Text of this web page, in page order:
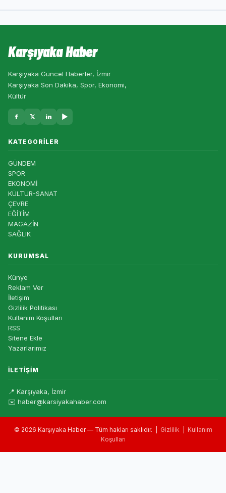
Karşıyaka Haber
Karşıyaka Güncel Haberler, İzmir
Karşıyaka Son Dakika, Spor, Ekonomi,
Kültür
f 𝕏 in ▶
KATEGORILER
GÜNDEM
SPOR
EKONOMİ
KÜLTÜR-SANAT
ÇEVRE
EĞİTİM
MAGAZİN
SAĞLIK
KURUMSAL
Künye
Reklam Ver
İletişim
Gizlilik Politikası
Kullanım Koşulları
RSS
Sitene Ekle
Yazarlarımız
İLETIŞIM
📍 Karşıyaka, İzmir
✉️ haber@karsiyakahaber.com
© 2026 Karşıyaka Haber — Tüm hakları saklıdır. | Gizlilik
Kullanım
Koşulları